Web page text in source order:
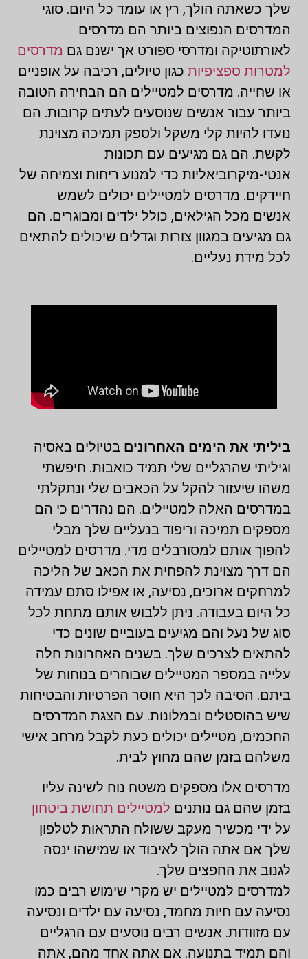
שלך כשאתה הולך, רץ או עומד כל היום. סוגי
המדרסים הנפוצים ביותר הם מדרסים
לאורתוטיקה ומדרסי ספורט אך ישנם גם מדרסים
למטרות ספציפיות כגון טיולים, רכיבה על אופניים
או שחייה. מדרסים למטיילים הם הבחירה הטובה
ביותר עבור אנשים שנוסעים לעתים קרובות. הם
נועדו להיות קלי משקל ולספק תמיכה מצוינת
לקשת. הם גם מגיעים עם תכונות
אנטי-מיקרוביאליות כדי למנוע ריחות וצמיחה של
חיידקים. מדרסים למטיילים יכולים לשמש
אנשים מכל הגילאים, כולל ילדים ומבוגרים. הם
גם מגיעים במגוון צורות וגדלים שיכולים להתאים
לכל מידת נעליים.
ביליתי את הימים האחרונים בטיולים באסיה
וגיליתי שהרגליים שלי תמיד כואבות. חיפשתי
משהו שיעזור להקל על הכאבים שלי ונתקלתי
במדרסים האלה למטיילים. הם נהדרים כי הם
מספקים תמיכה וריפוד בנעליים שלך מבלי
להפוך אותם למסורבלים מדי. מדרסים למטיילים
הם דרך מצוינת להפחית את הכאב של הליכה
למרחקים ארוכים, נסיעה, או אפילו סתם עמידה
כל היום בעבודה. ניתן ללבוש אותם מתחת לכל
סוג של נעל והם מגיעים בעוביים שונים כדי
להתאים לצרכים שלך. בשנים האחרונות חלה
עלייה במספר המטיילים שבוחרים בנוחות של
ביתם. הסיבה לכך היא חוסר הפרטיות והבטיחות
שיש בהוסטלים ובמלונות. עם הצגת המדרסים
החכמים, מטיילים יכולים כעת לקבל מרחב אישי
משלהם בזמן שהם מחוץ לבית.
מדרסים אלו מספקים משטח נוח לשינה עליו
בזמן שהם גם נותנים למטיילים תחושת ביטחון
על ידי מכשיר מעקב ששולח התראות לטלפון
שלך אם אתה הולך לאיבוד או שמישהו ינסה
לגנוב את החפצים שלך.
למדרסים למטיילים יש מקרי שימוש רבים כמו
נסיעה עם חיות מחמד, נסיעה עם ילדים ונסיעה
עם מזוודות. אנשים רבים נוסעים עם הרגליים
והם תמיד בתנועה. אם אתה אחד מהם, אתה